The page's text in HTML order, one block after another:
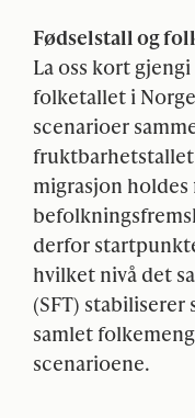
Fødselstall og
La oss kort
folketallet i
scenarioer
migrasjon holdes
derfor
hvilket nivå det
(SFT) stabiliserer
samlet
scenarioene.